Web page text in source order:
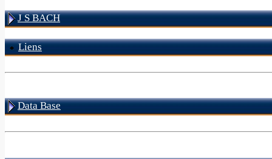
J S BACH
Liens
Data Base